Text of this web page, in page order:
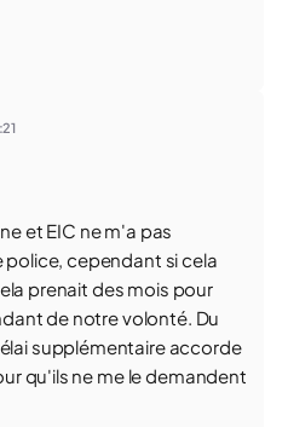
et EIC ne m'a pas
cependant si cela
prenait des mois pour
de notre volonté. Du
supplémentaire accorde
qu'ils ne me le demandent